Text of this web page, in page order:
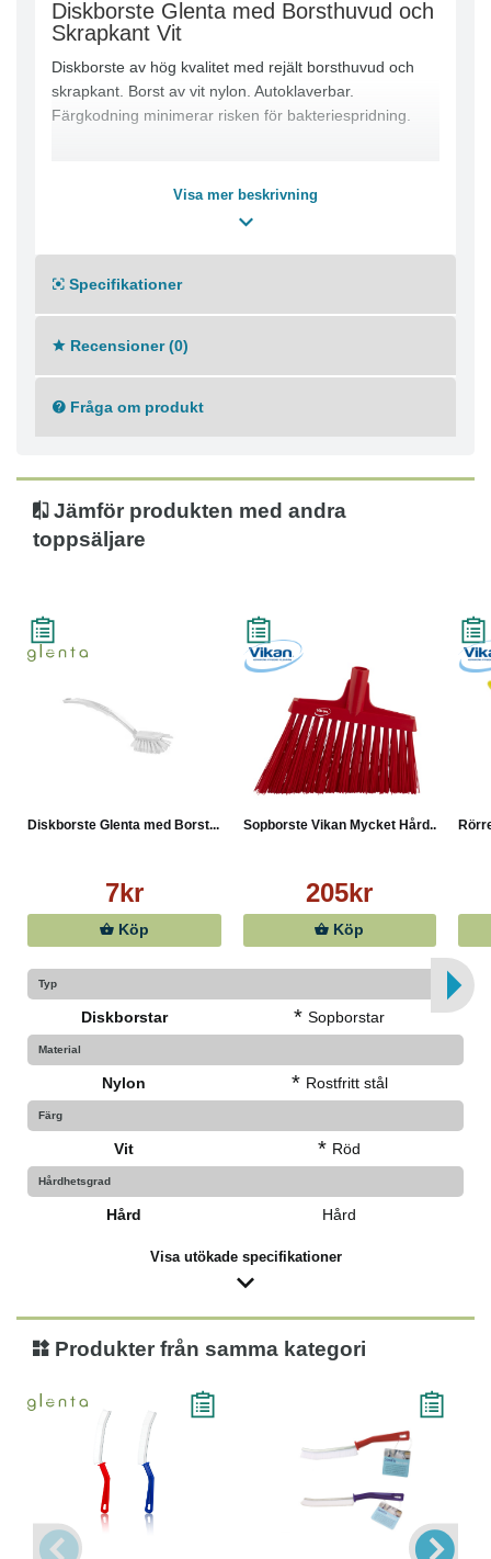
Diskborste Glenta med Borsthuvud och
Skrapkant Vit
Diskborste av hög kvalitet med rejält borsthuvud och
skrapkant. Borst av vit nylon. Autoklaverbar.
Färgkodning minimerar risken för bakteriespridning.
Visa mer beskrivning
Specifikationer
Recensioner (0)
Fråga om produkt
Jämför produkten med andra
toppsäljare
Diskborste Glenta med Borst...
7kr
Köp
Sopborste Vikan Mycket Hård...
205kr
Köp
Typ
Diskborstar * Sopborstar
Material
Nylon * Rostfritt stål
Färg
Vit * Röd
Hårdhetsgrad
Hård Hård
Visa utökade specifikationer
Produkter från samma kategori